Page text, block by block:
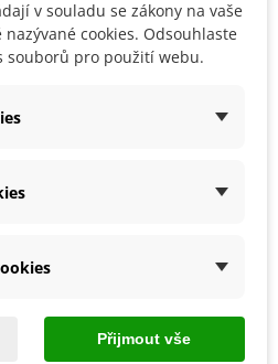
Přidat do košíku
v souladu se zákony na vaše
cookies. Odsouhlaste
souborů pro použití webu.
Přijmout vše